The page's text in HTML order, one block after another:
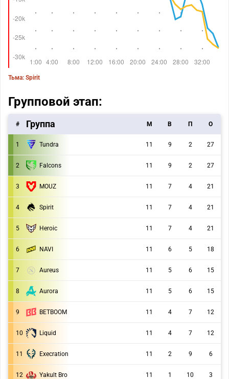
Тьма: Spirit
Групповой этап:
# Группа M В П О
1 Tundra 11 9 2 27
2 Falcons 11 9 2 27
3 MOUZ 11 7 4 21
4 Spirit 11 7 4 21
5 Heroic 11 7 4 21
6 NAVI 11 6 5 18
7 Aureus 11 5 6 15
8 Aurora 11 5 6 15
9 BETBOOM 11 4 7 12
10 Liquid 11 4 7 12
11 Execration 11 2 9 6
12 Yakult Bro 11 1 10 3